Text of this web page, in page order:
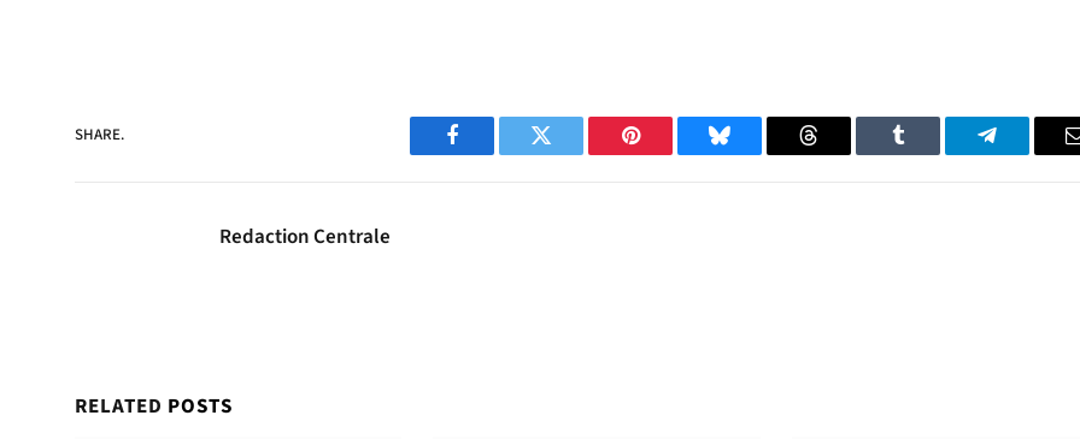
SHARE.
Facebook Twitter Pinterest Bluesky Threads Tumblr Telegram
Redaction Centrale
RELATED POSTS